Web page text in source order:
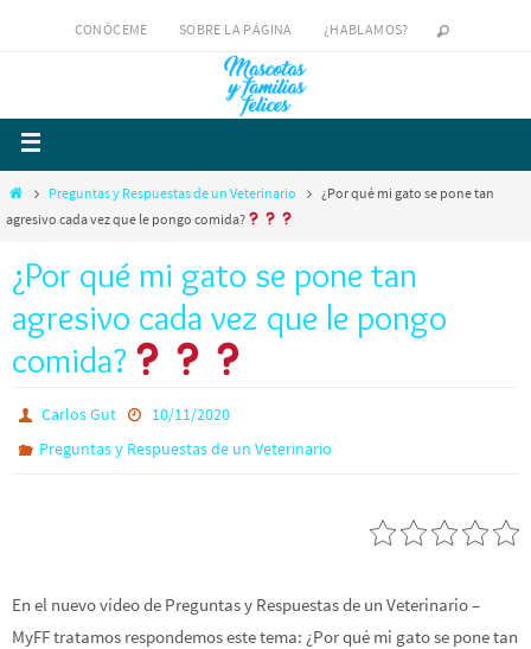
CONÓCEME SOBRE LA PÁGINA ¿HABLAMOS?
Preguntas y Respuestas de un Veterinario
¿Por qué mi gato se pone tan
agresivo cada vez que le pongo comida?
¿Por qué mi gato se pone tan
agresivo cada vez que le pongo
comida?
Carlos Gut
10/11/2020
Preguntas y Respuestas de un Veterinario
En el nuevo vídeo de Preguntas y Respuestas de un Veterinario –
MyFF tratamos respondemos este tema: ¿Por qué mi gato se pone tan